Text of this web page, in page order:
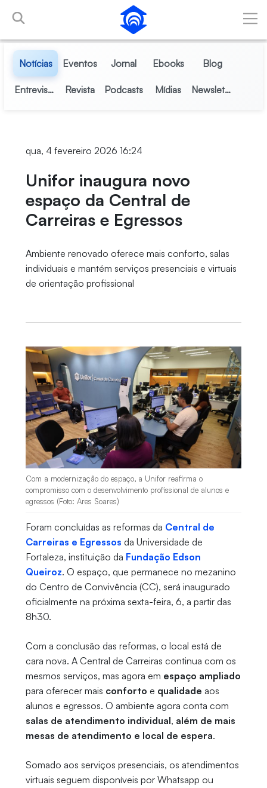
Pular para o Conteúdo principal
Notícias Eventos Jornal Ebooks Blog
Entrevistas Revista Podcasts Mídias Newsletter
qua, 4 fevereiro 2026 16:24
Unifor inaugura novo
espaço da Central de
Carreiras e Egressos
Ambiente renovado oferece mais conforto, salas
individuais e mantém serviços presenciais e virtuais
de orientação profissional
Com a modernização do espaço, a Unifor reafirma o
compromisso com o desenvolvimento profissional de alunos e
egressos (Foto: Ares Soares)
Foram concluídas as reformas da Central de
Carreiras e Egressos da Universidade de
Fortaleza, instituição da Fundação Edson
Queiroz. O espaço, que permanece no mezanino
do Centro de Convivência (CC), será inaugurado
oficialmente na próxima sexta-feira, 6, a partir das
8h30.
Com a conclusão das reformas, o local está de
cara nova. A Central de Carreiras continua com os
mesmos serviços, mas agora em espaço ampliado
para oferecer mais conforto e qualidade aos
alunos e egressos. O ambiente agora conta com
salas de atendimento individual, além de mais
mesas de atendimento e local de espera.
Somado aos serviços presenciais, os atendimentos
virtuais seguem disponíveis por Whatsapp ou